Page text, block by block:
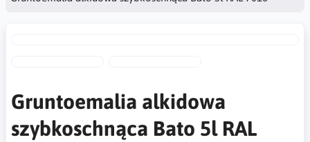
Gruntoemalia alkidowa
szybkoschnąca Bato 5l RAL